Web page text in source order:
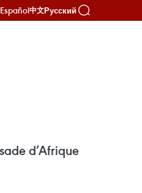
Español中文Русский
d’Afrique